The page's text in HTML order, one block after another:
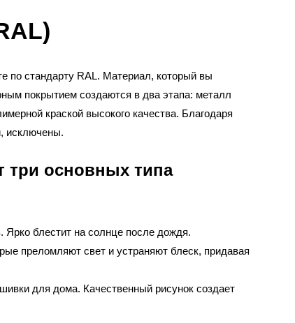
по стандарту RAL. Материал, который вы
покрытием создаются в два этапа: металл
краской высокого качества. Благодаря
исключены.
три основных типа
Ярко блестит на солнце после дождя.
преломляют свет и устраняют блеск, придавая
для дома. Качественный рисунок создает